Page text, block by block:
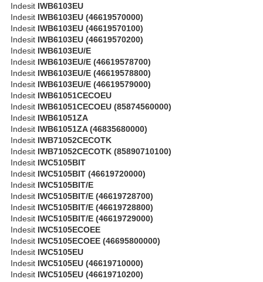
Indesit IWB6103EU
Indesit IWB6103EU (46619570000)
Indesit IWB6103EU (46619570100)
Indesit IWB6103EU (46619570200)
Indesit IWB6103EU/E
Indesit IWB6103EU/E (46619578700)
Indesit IWB6103EU/E (46619578800)
Indesit IWB6103EU/E (46619579000)
Indesit IWB61051CECOEU
Indesit IWB61051CECOEU (85874560000)
Indesit IWB61051ZA
Indesit IWB61051ZA (46835680000)
Indesit IWB71052CECOTK
Indesit IWB71052CECOTK (85890710100)
Indesit IWC5105BIT
Indesit IWC5105BIT (46619720000)
Indesit IWC5105BIT/E
Indesit IWC5105BIT/E (46619728700)
Indesit IWC5105BIT/E (46619728800)
Indesit IWC5105BIT/E (46619729000)
Indesit IWC5105ECOEE
Indesit IWC5105ECOEE (46695800000)
Indesit IWC5105EU
Indesit IWC5105EU (46619710000)
Indesit IWC5105EU (46619710200)